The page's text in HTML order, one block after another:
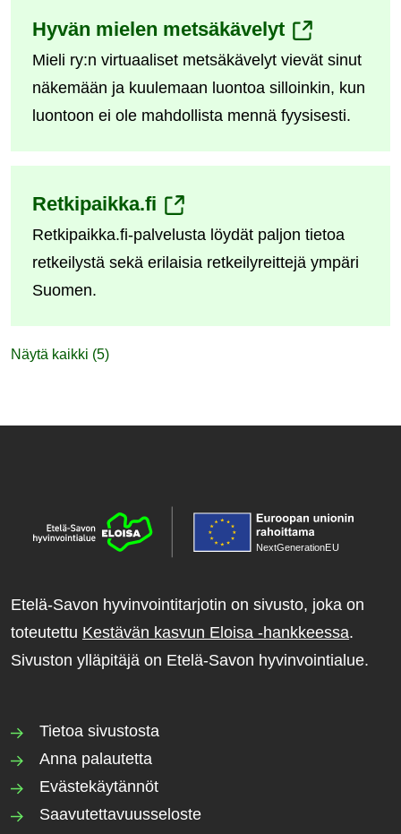
Hyvän mielen metsäkävelyt(siirryt
toiseen
palveluun)
Mieli ry:n virtuaaliset metsäkävelyt vievät sinut
näkemään ja kuulemaan luontoa silloinkin, kun
luontoon ei ole mahdollista mennä fyysisesti.
Retkipaikka.fi (siirryt
toiseen
palveluun)
Retkipaikka.fi-palvelusta löydät paljon tietoa
retkeilystä sekä erilaisia retkeilyreittejä ympäri
Suomen.
Näytä kaikki (5)
NextGenerationEU
Etelä-Savon hyvinvointitarjotin on sivusto, joka on
toteutettu Kestävän kasvun Eloisa -hankkeessa.
Sivuston ylläpitäjä on Etelä-Savon hyvinvointialue.
Tietoa sivustosta
Anna palautetta
Evästekäytännöt
Saavutettavuusseloste